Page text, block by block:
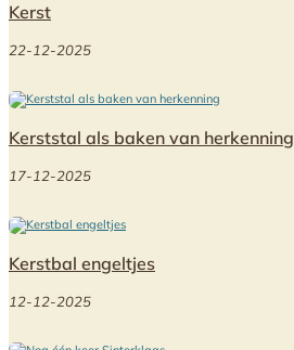
Kerst
22-12-2025
Kerststal als baken van herkenning
17-12-2025
Kerstbal engeltjes
12-12-2025